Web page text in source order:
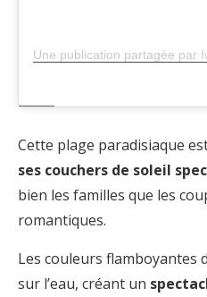
Cette plage paradisiaque
ses couchers de soleil
bien les familles que les
romantiques.
Les couleurs flamboyantes
sur l’eau, créant un